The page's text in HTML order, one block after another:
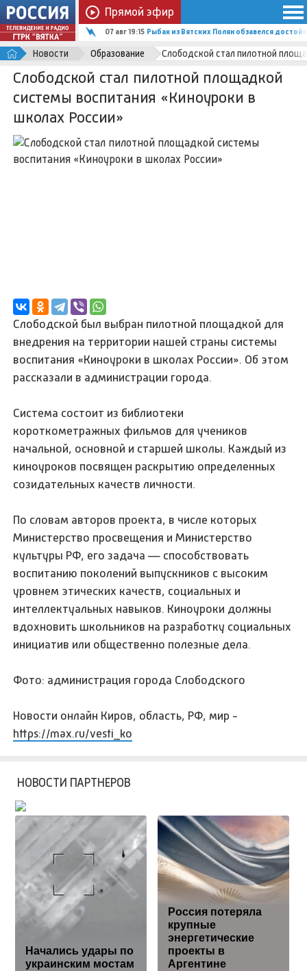
Прямой эфир
07 авг 19:15 Рыбак из Вятских Полян обзавелся
Новости Образование Слободской стал пилотной
Слободской стал пилотной площадкой
системы воспитания «Киноуроки в
школах России»
Слободской был выбран пилотной площадкой для
внедрения на территории нашей страны системы
воспитания «Киноуроки в школах России». Об этом
рассказали в администрации города.
Система состоит из библиотеки
короткометражных фильмов для учеников
начальной, основной и старшей школы. Каждый из
киноуроков посвящен раскрытию определенных
созидательных качеств личности.
По словам авторов проекта, в числе которых
Министерство просвещения и Министерство
культуры РФ, его задача — способствовать
воспитанию поколений выпускников с высоким
уровнем этических качеств, социальных и
интеллектуальных навыков. Киноуроки должны
вдохновить школьников на разработку социальных
инициатив или общественно полезные дела.
Фото: администрация города Слободского
Новости онлайн Киров, область, РФ, мир -
https://max.ru/vesti_ko
НОВОСТИ ПАРТНЕРОВ
Начались удары по
украинским мостам
Россия потеряла
крупные
энергетические
проекты в
Аргентине